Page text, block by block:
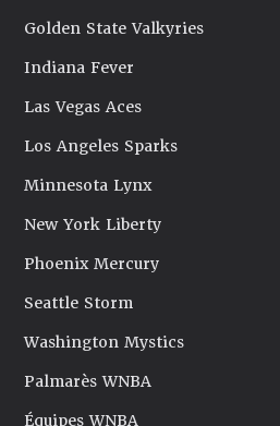
Golden State Valkyries
Indiana Fever
Las Vegas Aces
Los Angeles Sparks
Minnesota Lynx
New York Liberty
Phoenix Mercury
Seattle Storm
Washington Mystics
Palmarès WNBA
Équipes WNBA